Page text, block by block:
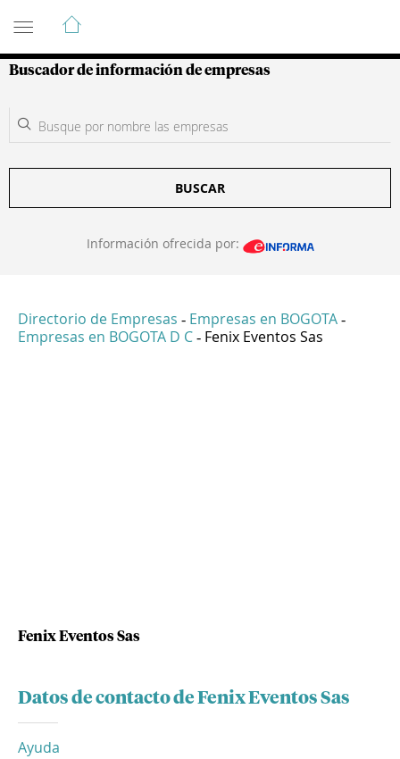
Guía de Empresas Colombianas
Buscador de información de empresas
BUSCAR
Información ofrecida por:
Directorio de Empresas - Empresas en BOGOTA -
Empresas en BOGOTA D C - Fenix Eventos Sas
Fenix Eventos Sas
Datos de contacto de Fenix Eventos Sas
Ayuda